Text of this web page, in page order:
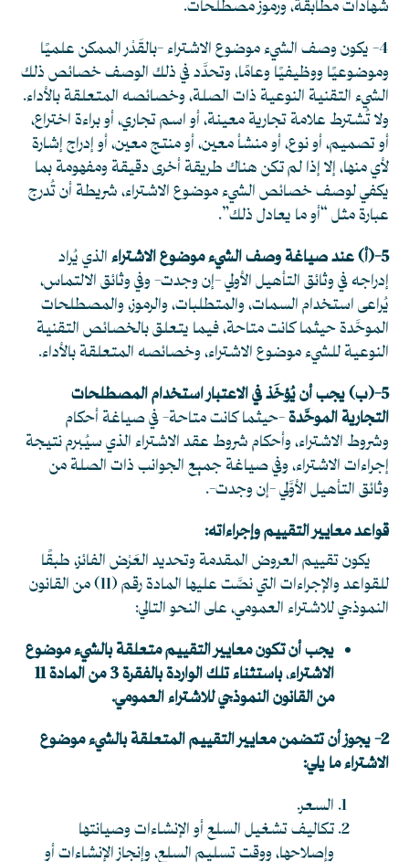
شهادات مطابقة، ورموز مصطلحات.
4- يكون وصف الشيء موضوع الاشتراء -بالقَدْر الممكن علميًا
وموضوعيًا ووظيفيًا وعامًا، وتحدَّد في ذلك الوصف خصائص ذلك
الشيء التقنية النوعية ذات الصلة، وخصائصه المتعلقة بالأداء.
ولا تُشترط علامة تجارية معينة، أو اسم تجاري، أو براءة اختراع،
أو تصميم، أو نوع، أو منشأ معين، أو منتج معين، أو إدراج إشارة
لأي منها، إلا إذا لم تكن هناك طريقة أخرى دقيقة ومفهومة بما
يكفي لوصف خصائص الشيء موضوع الاشتراء، شريطة أن تُدرج
عبارة مثل “أو ما يعادل ذلك”.
5-(أ) عند صياغة وصف الشيء موضوع الاشتراء
الذي يُراد
إدراجه في وثائق التأهيل الأولي -إن وجدت- وفي وثائق الالتماس،
يُراعى استخدام السمات، والمتطلبات، والرموز، والمصطلحات
الموحَّدة حيثما كانت متاحة، فيما يتعلق بالخصائص التقنية
النوعية للشيء موضوع الاشتراء، وخصائصه المتعلقة بالأداء.
5-(ب) يجب أن يُؤخَذ في الاعتبار استخدام المصطلحات
التجارية الموحَّدة-حيثما كانت متاحة- في صياغة أحكام
وشروط الاشتراء، وأحكام شروط عقد الاشتراء الذي سيُبرم نتيجة
إجراءات الاشتراء، وفي صياغة جميع الجوانب ذات الصلة من
وثائق التأهيل الأوَّلي -إن وجدت-.
قواعد معايير التقييم وإجراءاته:
يكون تقييم العروض المقدمة وتحديد العَرْض الفائز، طبقًا
للقواعد والإجراءات التي نصَّت عليها المادة رقم (11) من القانون
النموذجي للاشتراء العمومي، على النحو التالي:
يجب أن تكون معايير التقييم متعلقة بالشيء موضوع
الاشتراء،
باستثناء تلك الواردة بالفقرة 3 من المادة 11
من القانون النموذجي للاشتراء العمومي.
2- يجوز أن تتضمن معايير التقييم المتعلقة بالشيء موضوع
الاشتراء ما يلي:
السعر.
تكاليف تشغيل السلع أو الإنشاءات وصيانتها
وإصلاحها، ووقت تسليم السلع، وإنجاز الإنشاءات أو